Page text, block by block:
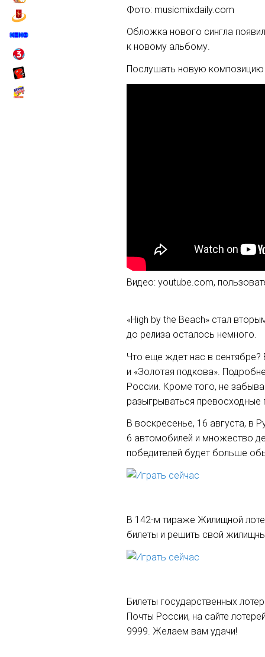
Фото: musicmixdaily.com
Обложка нового сингла
к новому альбому.
Послушать новую
Видео: youtube.com,
«High by the Beach» стал
до релиза осталось немного.
Что еще ждет нас в сентябре?
и «Золотая подкова».
России. Кроме того, не
разыгрываться превосходные
В воскресенье, 16 августа, в
6 автомобилей и множество
победителей будет больше
В 142-м тираже Жилищной
билеты и решить свой
Билеты государственных
Почты России, на сайте
9999. Желаем вам удачи!